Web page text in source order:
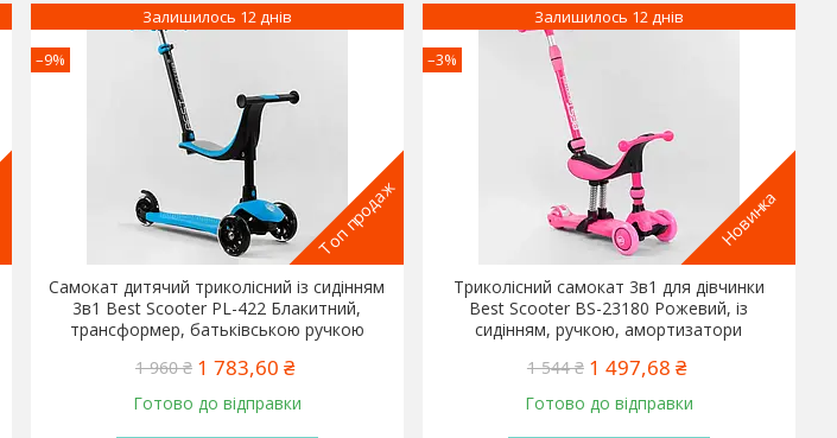
Топ продаж
–9%
Залишилось 12 днів
Самокат дитячий триколісний із сидінням
3в1 Best Scooter PL-422 Блакитний,
трансформер, батьківською ручкою
1 960 ₴ 1 783,60 ₴
Готово до відправки
Новинка
–3%
Залишилось 12 днів
Триколісний самокат 3в1 для дівчинки
Best Scooter BS-23180 Рожевий, із
сидінням, ручкою, амортизатори
1 544 ₴ 1 497,68 ₴
Готово до відправки